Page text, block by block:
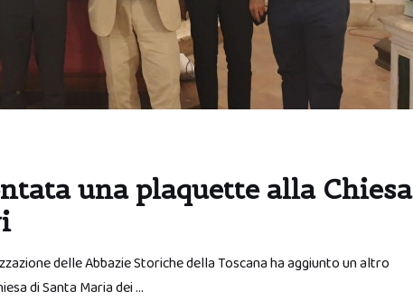
una plaquette alla Chiesa
delle Abbazie Storiche della Toscana ha aggiunto un altro
di Santa Maria dei …